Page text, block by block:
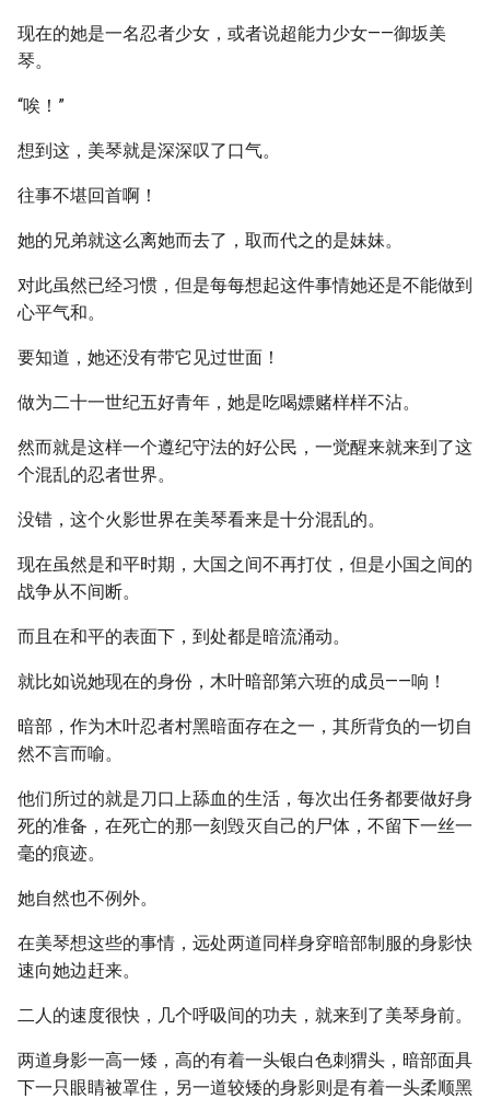
现在的她是一名忍者少女，或者说超能力少女——御坂美
琴。
“唉！”
想到这，美琴就是深深叹了口气。
往事不堪回首啊！
她的兄弟就这么离她而去了，取而代之的是妹妹。
对此虽然已经习惯，但是每每想起这件事情她还是不能做到
心平气和。
要知道，她还没有带它见过世面！
做为二十一世纪五好青年，她是吃喝嫖赌样样不沾。
然而就是这样一个遵纪守法的好公民，一觉醒来就来到了这
个混乱的忍者世界。
没错，这个火影世界在美琴看来是十分混乱的。
现在虽然是和平时期，大国之间不再打仗，但是小国之间的
战争从不间断。
而且在和平的表面下，到处都是暗流涌动。
就比如说她现在的身份，木叶暗部第六班的成员——响！
暗部，作为木叶忍者村黑暗面存在之一，其所背负的一切自
然不言而喻。
他们所过的就是刀口上舔血的生活，每次出任务都要做好身
死的准备，在死亡的那一刻毁灭自己的尸体，不留下一丝一
毫的痕迹。
她自然也不例外。
在美琴想这些的事情，远处两道同样身穿暗部制服的身影快
速向她边赶来。
二人的速度很快，几个呼吸间的功夫，就来到了美琴身前。
两道身影一高一矮，高的有着一头银白色刺猬头，暗部面具
下一只眼睛被罩住，另一道较矮的身影则是有着一头柔顺黑